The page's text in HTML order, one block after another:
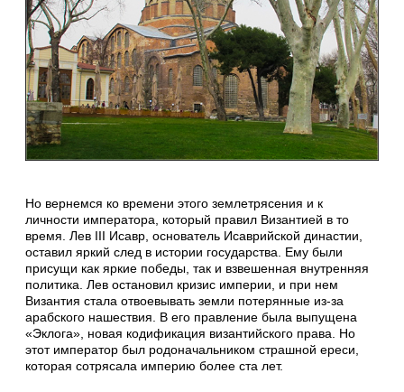
Но вернемся ко времени этого землетрясения и к
личности императора, который правил Византией в то
время. Лев III Исавр, основатель Исаврийской династии,
оставил яркий след в истории государства. Ему были
присущи как яркие победы, так и взвешенная внутренняя
политика. Лев остановил кризис империи, и при нем
Византия стала отвоевывать земли потерянные из-за
арабского нашествия. В его правление была выпущена
«Эклога», новая кодификация византийского права. Но
этот император был родоначальником страшной ереси,
которая сотрясала империю более ста лет.